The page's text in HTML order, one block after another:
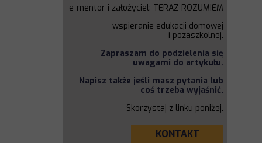
e-mentor i założyciel: TERAZ ROZUMIEM
- wspieranie edukacji domowej
i pozaszkolnej.
Zapraszam do podzielenia się
uwagami do artykułu.
Napisz także jeśli masz pytania lub
coś trzeba wyjaśnić.
Skorzystaj z linku poniżej.
KONTAKT